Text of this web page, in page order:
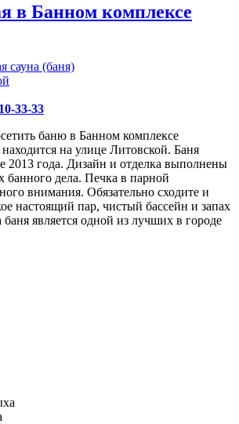
в Банном комплексе
сауна (баня)
33-33
баню в Банном комплексе
на улице Литовской. Баня
2013 года. Дизайн и отделка выполнены
банного дела. Печка в парной
внимания. Обязательно сходите и
настоящий пар, чистый бассейн и запах
баня является одной из лучших в городе